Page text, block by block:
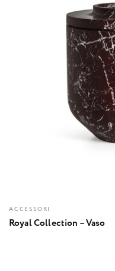
ACCESSORI
Royal Collection – Vaso